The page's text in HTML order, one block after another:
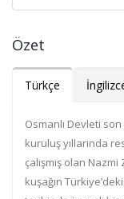
Özet
Türkçe
Osmanlı Devleti
kuruluş yıllarında
çalışmış olan
kuşağın